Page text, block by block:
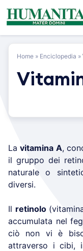
Skip
to
Home » Enciclopedia »
Lavitamina A,
il gruppo dei
naturale o
diversi.
Il retinolo
accumulata nel
ciò non vi è
attraverso i cibi,